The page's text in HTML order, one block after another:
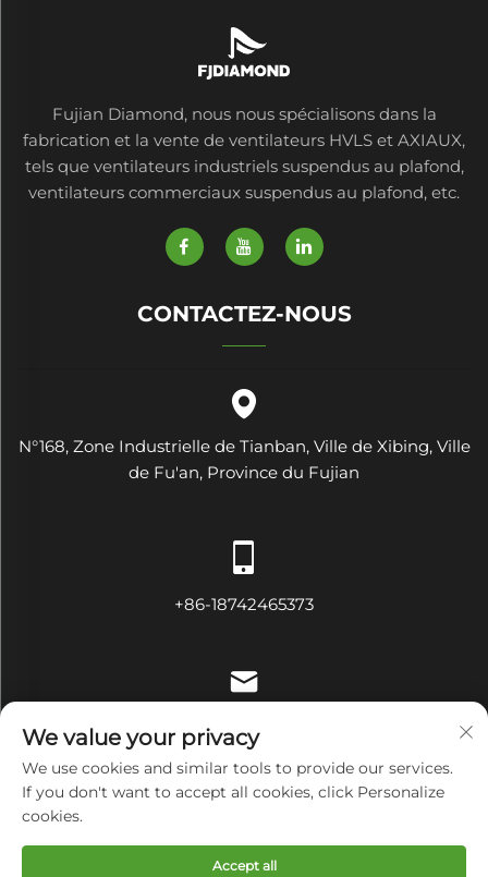
Fujian Diamond, nous nous spécialisons dans la
fabrication et la vente de ventilateurs HVLS et AXIAUX,
tels que ventilateurs industriels suspendus au plafond,
ventilateurs commerciaux suspendus au plafond, etc.
CONTACTEZ-NOUS
N°168, Zone Industrielle de Tianban, Ville de Xibing, Ville
de Fu'an, Province du Fujian
+86-18742465373
Droits d'auteur © Fujian Diamond Electrical and Mechanical
Equipment Co., Ltd Tous droits réservés Politique de
confidentialité
We value your privacy
We use cookies and similar tools to provide our services.
If you don't want to accept all cookies, click Personalize
cookies.
Accept all